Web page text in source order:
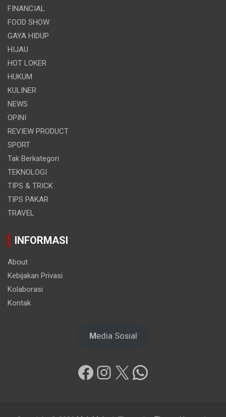
FINANCIAL
FOOD SHOW
GAYA HIDUP
HIJAU
HOT LOKER
HUKUM
KULINER
NEWS
OPINI
REVIEW PRODUCT
SPORT
Tak Berkategori
TEKNOLOGI
TIPS & TRICK
TIPS PAKAR
TRAVEL
INFORMASI
About
Kebijakan Privasi
Kolaborasi
Kontak
Media Sosial
Facebook
Instagram
X WhatsApp